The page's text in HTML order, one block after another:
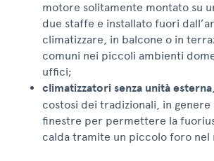
motore solitamente montato su
due staffe e installato fuori
climatizzare, in balcone o in
comuni nei piccoli ambienti
uffici;
climatizzatori senza unità esterna
costosi dei tradizionali, in
finestre per permettere la
calda tramite un piccolo foro nel